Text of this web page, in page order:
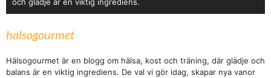
och glädje är en viktig ingrediens.
halsogourmet
Hälsogourmet är en blogg om hälsa, kost och träning, där glädje och
balans är en viktig ingrediens. De val vi gör idag, skapar nya vanor